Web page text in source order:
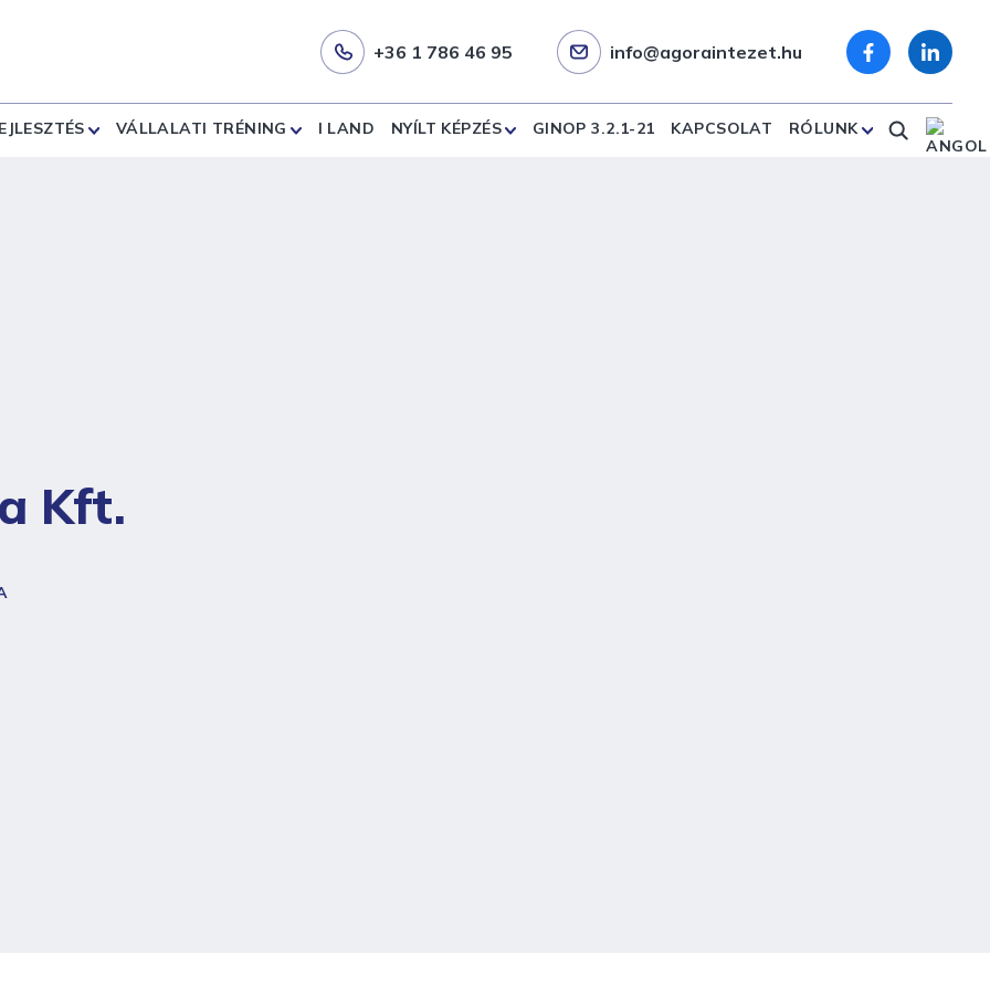
+36 1 786 46 95 info@agoraintezet.hu
VÁLLALATI TRÉNING I LAND NYÍLT KÉPZÉS GINOP 3.2.1-21 KAPCSOLAT RÓLUNK
Kft.